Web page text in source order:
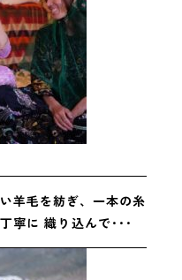
羊毛を紡ぎ、一本の糸
寧に 織り込んで･･･